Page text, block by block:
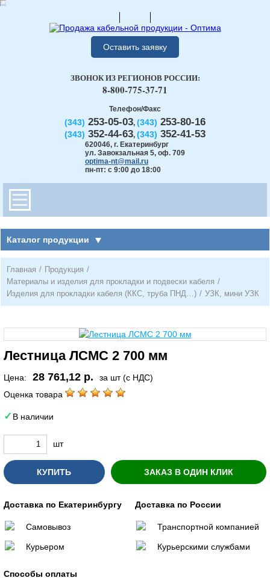
Оставить заявку
Телефон/Факс
(343) 253-05-03, (343) 253-80-16
(343) 352-44-63, (343) 352-41-53
620046, г. Екатеринбург
ул. Завокзальная 5, оф. 709
optima-nt@mail.ru
пн-пт: с 9:00 до 18:00
ЗВОНОК ИЗ РЕГИОНОВ РОССИИ:
8-800-775-37-71
Каталог продукции
Главная / Продукция /
Материалы и изделия для прокладки и подвески кабеля /
Изделия для прокладки кабеля (ККС, труба ПНД…) / УЗК, мини УЗК
Лестница ЛСМС 2 700 мм
Цена: 28 761,12 р.
за шт (с НДС)
Оценка товара
В наличии
шт
КУПИТЬ ЗАКАЗ В ОДИН КЛИК
Доставка по Екатеринбургу
Самовывоз
Курьером
Доставка по России
Транспортной компанией
Курьерскими службами
Способы оплаты